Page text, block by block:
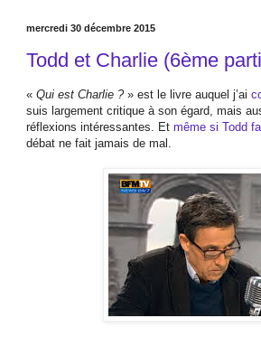
mercredi 30 décembre 2015
Todd et Charlie (6ème
« Qui est Charlie ? » est le livre auquel j’ai
suis largement critique à son égard, mais
réflexions intéressantes. Et même si Todd
débat ne fait jamais de mal.